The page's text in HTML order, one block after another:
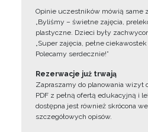
Opinie uczestników mówią same
„Byliśmy – świetne zajęcia,
plastyczne. Dzieci były
„Super zajęcia, pełne
Polecamy serdecznie!”
Rezerwacje już trwają
Zapraszamy do planowania wizyt
PDF z pełną ofertą edukacyjną i
dostępna jest również skrócona
szczegółowych opisów.